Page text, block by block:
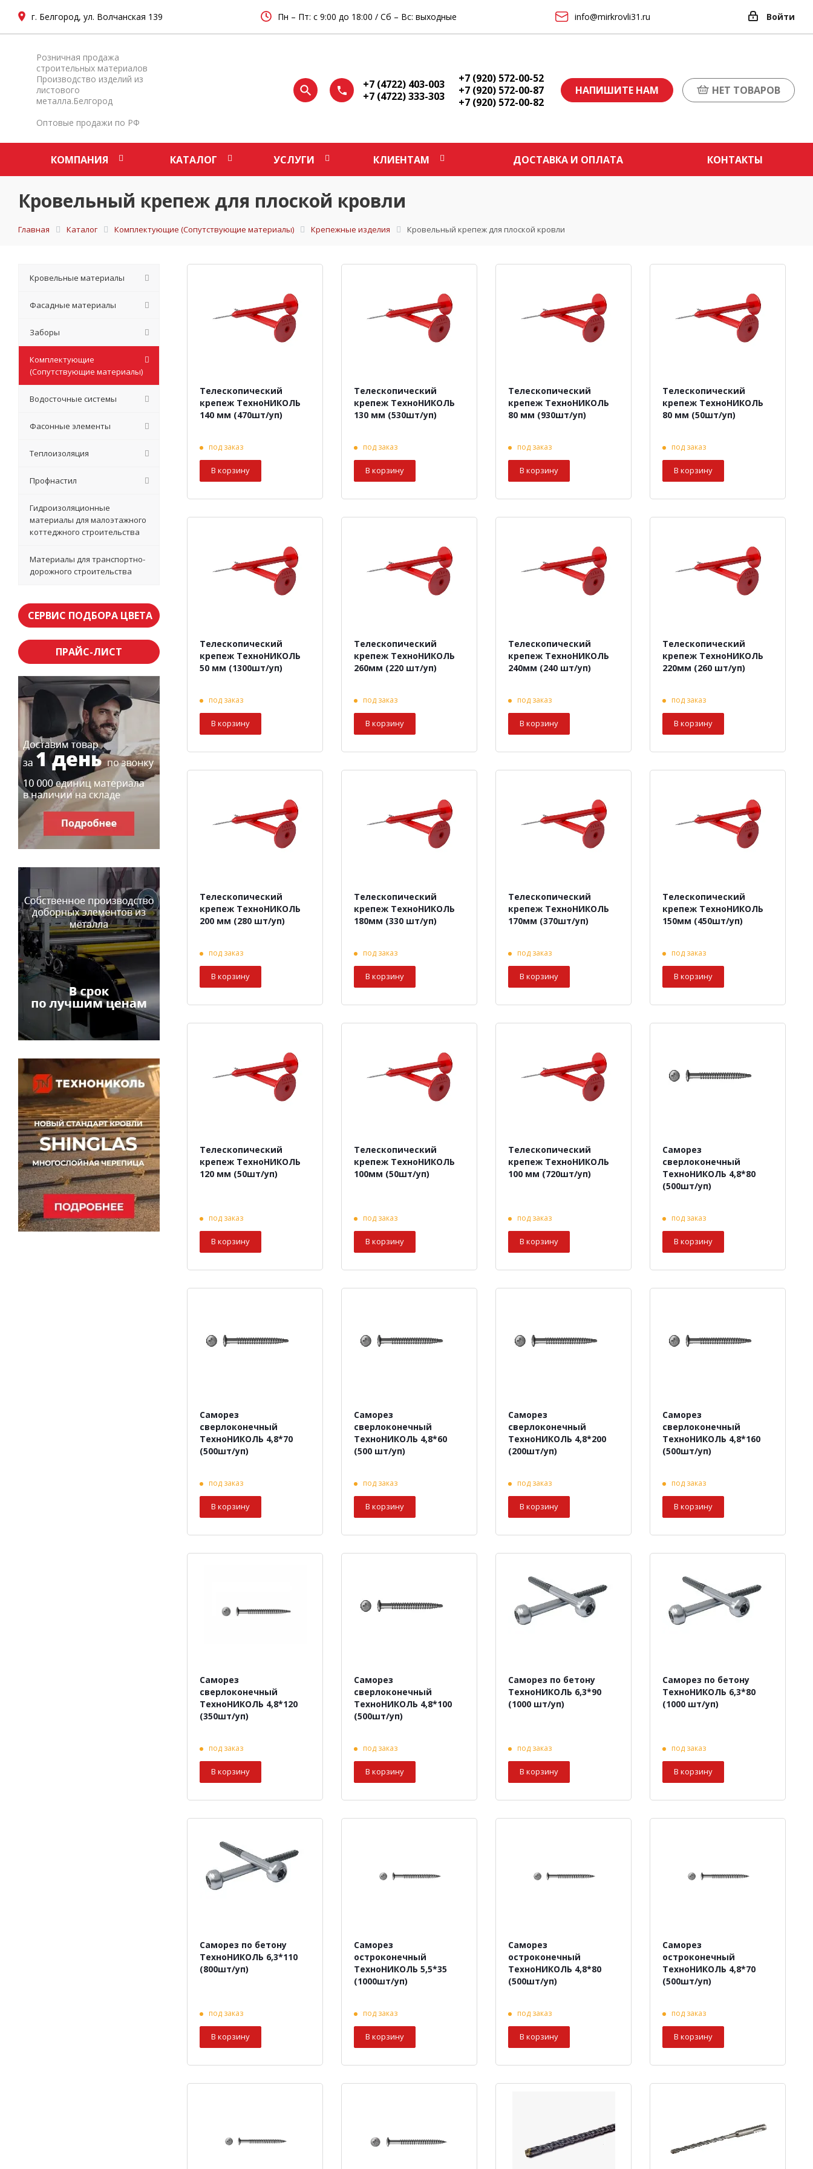
г. Белгород, ул. Волчанская 139 Пн – Пт: с 9:00 до 18:00 / Сб – Вс: выходные info@mirkrovli31.ru Войти
Розничная продажа
строительных материалов
Производство изделий из
листового
металла.Белгород
Оптовые продажи по РФ
+7 (4722) 403-003
+7 (4722) 333-303
+7 (920) 572-00-52
+7 (920) 572-00-87
+7 (920) 572-00-82
НАПИШИТЕ НАМ НЕТ ТОВАРОВ
КОМПАНИЯ КАТАЛОГ УСЛУГИ КЛИЕНТАМ ДОСТАВКА И ОПЛАТА КОНТАКТЫ
Кровельный крепеж для плоской кровли
Главная Каталог Комплектующие (Сопутствующие материалы) Крепежные изделия Кровельный крепеж для плоской кровли
Телескопический
крепеж ТехноНИКОЛЬ
140 мм (470шт/уп)
под заказ
В корзину
Телескопический
крепеж ТехноНИКОЛЬ
130 мм (530шт/уп)
под заказ
В корзину
Телескопический
крепеж ТехноНИКОЛЬ
80 мм (930шт/уп)
под заказ
В корзину
Телескопический
крепеж ТехноНИКОЛЬ
80 мм (50шт/уп)
под заказ
В корзину
Телескопический
крепеж ТехноНИКОЛЬ
50 мм (1300шт/уп)
под заказ
В корзину
Телескопический
крепеж ТехноНИКОЛЬ
260мм (220 шт/уп)
под заказ
В корзину
Телескопический
крепеж ТехноНИКОЛЬ
240мм (240 шт/уп)
под заказ
В корзину
Телескопический
крепеж ТехноНИКОЛЬ
220мм (260 шт/уп)
под заказ
В корзину
Телескопический
крепеж ТехноНИКОЛЬ
200 мм (280 шт/уп)
под заказ
В корзину
Телескопический
крепеж ТехноНИКОЛЬ
180мм (330 шт/уп)
под заказ
В корзину
Телескопический
крепеж ТехноНИКОЛЬ
170мм (370шт/уп)
под заказ
В корзину
Телескопический
крепеж ТехноНИКОЛЬ
150мм (450шт/уп)
под заказ
В корзину
Телескопический
крепеж ТехноНИКОЛЬ
120 мм (50шт/уп)
под заказ
В корзину
Телескопический
крепеж ТехноНИКОЛЬ
100мм (50шт/уп)
под заказ
В корзину
Телескопический
крепеж ТехноНИКОЛЬ
100 мм (720шт/уп)
под заказ
В корзину
Саморез
сверлоконечный
ТехноНИКОЛЬ 4,8*80
(500шт/уп)
под заказ
В корзину
Саморез
сверлоконечный
ТехноНИКОЛЬ 4,8*70
(500шт/уп)
под заказ
В корзину
Саморез
сверлоконечный
ТехноНИКОЛЬ 4,8*60
(500 шт/уп)
под заказ
В корзину
Саморез
сверлоконечный
ТехноНИКОЛЬ 4,8*200
(200шт/уп)
под заказ
В корзину
Саморез
сверлоконечный
ТехноНИКОЛЬ 4,8*160
(500шт/уп)
под заказ
В корзину
Саморез
сверлоконечный
ТехноНИКОЛЬ 4,8*120
(350шт/уп)
под заказ
В корзину
Саморез
сверлоконечный
ТехноНИКОЛЬ 4,8*100
(500шт/уп)
под заказ
В корзину
Саморез по бетону
ТехноНИКОЛЬ 6,3*90
(1000 шт/уп)
под заказ
В корзину
Саморез по бетону
ТехноНИКОЛЬ 6,3*80
(1000 шт/уп)
под заказ
В корзину
Саморез по бетону
ТехноНИКОЛЬ 6,3*110
(800шт/уп)
под заказ
В корзину
Саморез
остроконечный
ТехноНИКОЛЬ 5,5*35
(1000шт/уп)
под заказ
В корзину
Саморез
остроконечный
ТехноНИКОЛЬ 4,8*80
(500шт/уп)
под заказ
В корзину
Саморез
остроконечный
ТехноНИКОЛЬ 4,8*70
(500шт/уп)
под заказ
В корзину
Кровельные материалы
Фасадные материалы
Заборы
Комплектующие
(Сопутствующие материалы)
Водосточные системы
Фасонные элементы
Теплоизоляция
Профнастил
Гидроизоляционные
материалы для малоэтажного
коттеджного строительства
Материалы для транспортно-
дорожного строительства
СЕРВИС ПОДБОРА ЦВЕТА
ПРАЙС-ЛИСТ